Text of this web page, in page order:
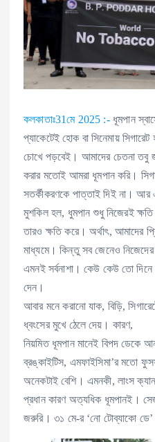
কলকাতাঃ31মে 2025 :-ধূমপান
প্যাকেটেই হোক বা সিনেমায়
চোখে পড়বেই। আমাদের চেতনা তবু
করার মতোই আমরা ধূমপান করি।
সতর্কীকরণকে পাত্তাই দিই না। আর
মুশকিল হল, ধুমপান শুধু নিজেরই
তারও ক্ষতি করে। অর্থাৎ, আমাদের
মাধ্যমে। কিন্তু সব জেনেও
এমনই সর্বনাশা। কেউ কেউ তো দিনে
দেন।
আবার মনে করানো যাক, বিড়ি,
ধ্বংসের মুখে ঠেলে দেয়। কারণ,
নিয়মিত ধূমপান মানেই বিপদ ডেকে
ব্রঙ্কাইটিস, এমফাইসিমা’র মতো
অনেকটাই বেশি। এমনকী, লাংস
প্রধান কারণ অত্যধিক ধূমপানই।
জরুরি। ৩১ মে-র ‘নো টোব্যাকো ডে’